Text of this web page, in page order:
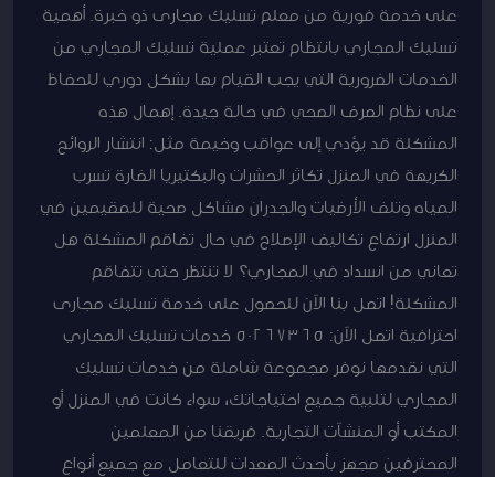
على خدمة فورية من معلم تسليك مجارى ذو خبرة. أهمية
تسليك المجاري بانتظام تعتبر عملية تسليك المجاري من
الخدمات الضرورية التي يجب القيام بها بشكل دوري للحفاظ
على نظام الصرف الصحي في حالة جيدة. إهمال هذه
المشكلة قد يؤدي إلى عواقب وخيمة مثل: انتشار الروائح
الكريهة في المنزل تكاثر الحشرات والبكتيريا الضارة تسرب
المياه وتلف الأرضيات والجدران مشاكل صحية للمقيمين في
المنزل ارتفاع تكاليف الإصلاح في حال تفاقم المشكلة هل
تعاني من انسداد في المجاري؟ لا تنتظر حتى تتفاقم
المشكلة! اتصل بنا الآن للحصول على خدمة تسليك مجارى
احترافية اتصل الآن: 50267365 خدمات تسليك المجاري
التي نقدمها نوفر مجموعة شاملة من خدمات تسليك
المجاري لتلبية جميع احتياجاتك، سواء كانت في المنزل أو
المكتب أو المنشآت التجارية. فريقنا من المعلمين
المحترفين مجهز بأحدث المعدات للتعامل مع جميع أنواع